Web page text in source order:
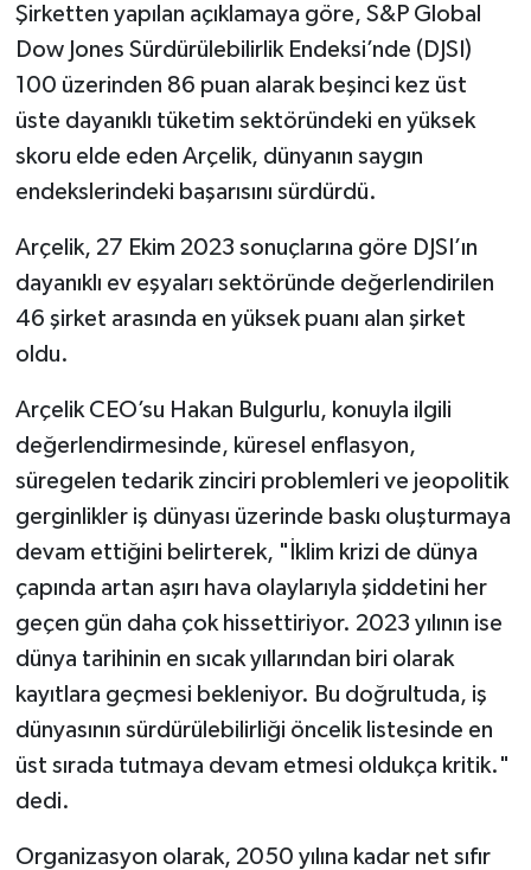
Şirketten yapılan açıklamaya göre, S&P Global
Dow Jones Sürdürülebilirlik Endeksi’nde (DJSI)
100 üzerinden 86 puan alarak beşinci kez üst
üste dayanıklı tüketim sektöründeki en yüksek
skoru elde eden Arçelik, dünyanın saygın
endekslerindeki başarısını sürdürdü.
Arçelik, 27 Ekim 2023 sonuçlarına göre DJSI’ın
dayanıklı ev eşyaları sektöründe değerlendirilen
46 şirket arasında en yüksek puanı alan şirket
oldu.
Arçelik CEO’su Hakan Bulgurlu, konuyla ilgili
değerlendirmesinde, küresel enflasyon,
süregelen tedarik zinciri problemleri ve jeopolitik
gerginlikler iş dünyası üzerinde baskı oluşturmaya
devam ettiğini belirterek, "İklim krizi de dünya
çapında artan aşırı hava olaylarıyla şiddetini her
geçen gün daha çok hissettiriyor. 2023 yılının ise
dünya tarihinin en sıcak yıllarından biri olarak
kayıtlara geçmesi bekleniyor. Bu doğrultuda, iş
dünyasının sürdürülebilirliği öncelik listesinde en
üst sırada tutmaya devam etmesi oldukça kritik."
dedi.
Organizasyon olarak, 2050 yılına kadar net sıfır